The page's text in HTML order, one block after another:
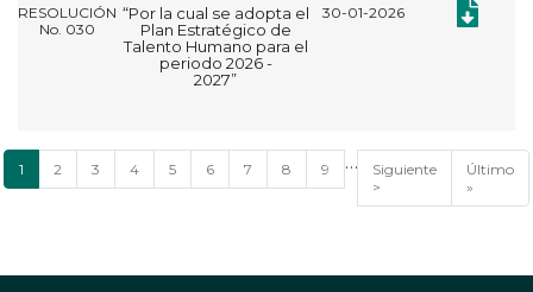
RESOLUCIÓN
No. 030
“Por la cual se adopta el
Plan Estratégico de
Talento Humano para el
periodo 2026 -
2027”
30-01-2026
Paginación
Página
actual
1 Página
2 Página
3 Página
4 Página
5 Página
6 Página
7 Página
8 Página
9 …
Siguiente
página
Siguiente
>
Última
página
Último
»